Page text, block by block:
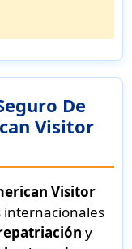
De
Visitor
Visitor
internacionales
y